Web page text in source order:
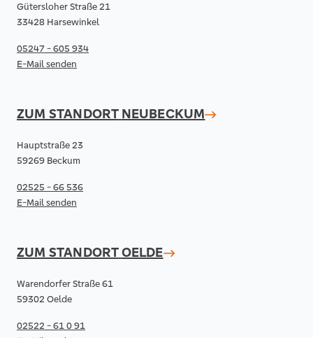
Gütersloher Straße 21
33428 Harsewinkel
05247 - 605 934
E-Mail senden
ZUM STANDORT NEUBECKUM
Hauptstraße 23
59269 Beckum
02525 - 66 536
E-Mail senden
ZUM STANDORTOELDE
Warendorfer Straße 61
59302 Oelde
02522 - 61 0 91